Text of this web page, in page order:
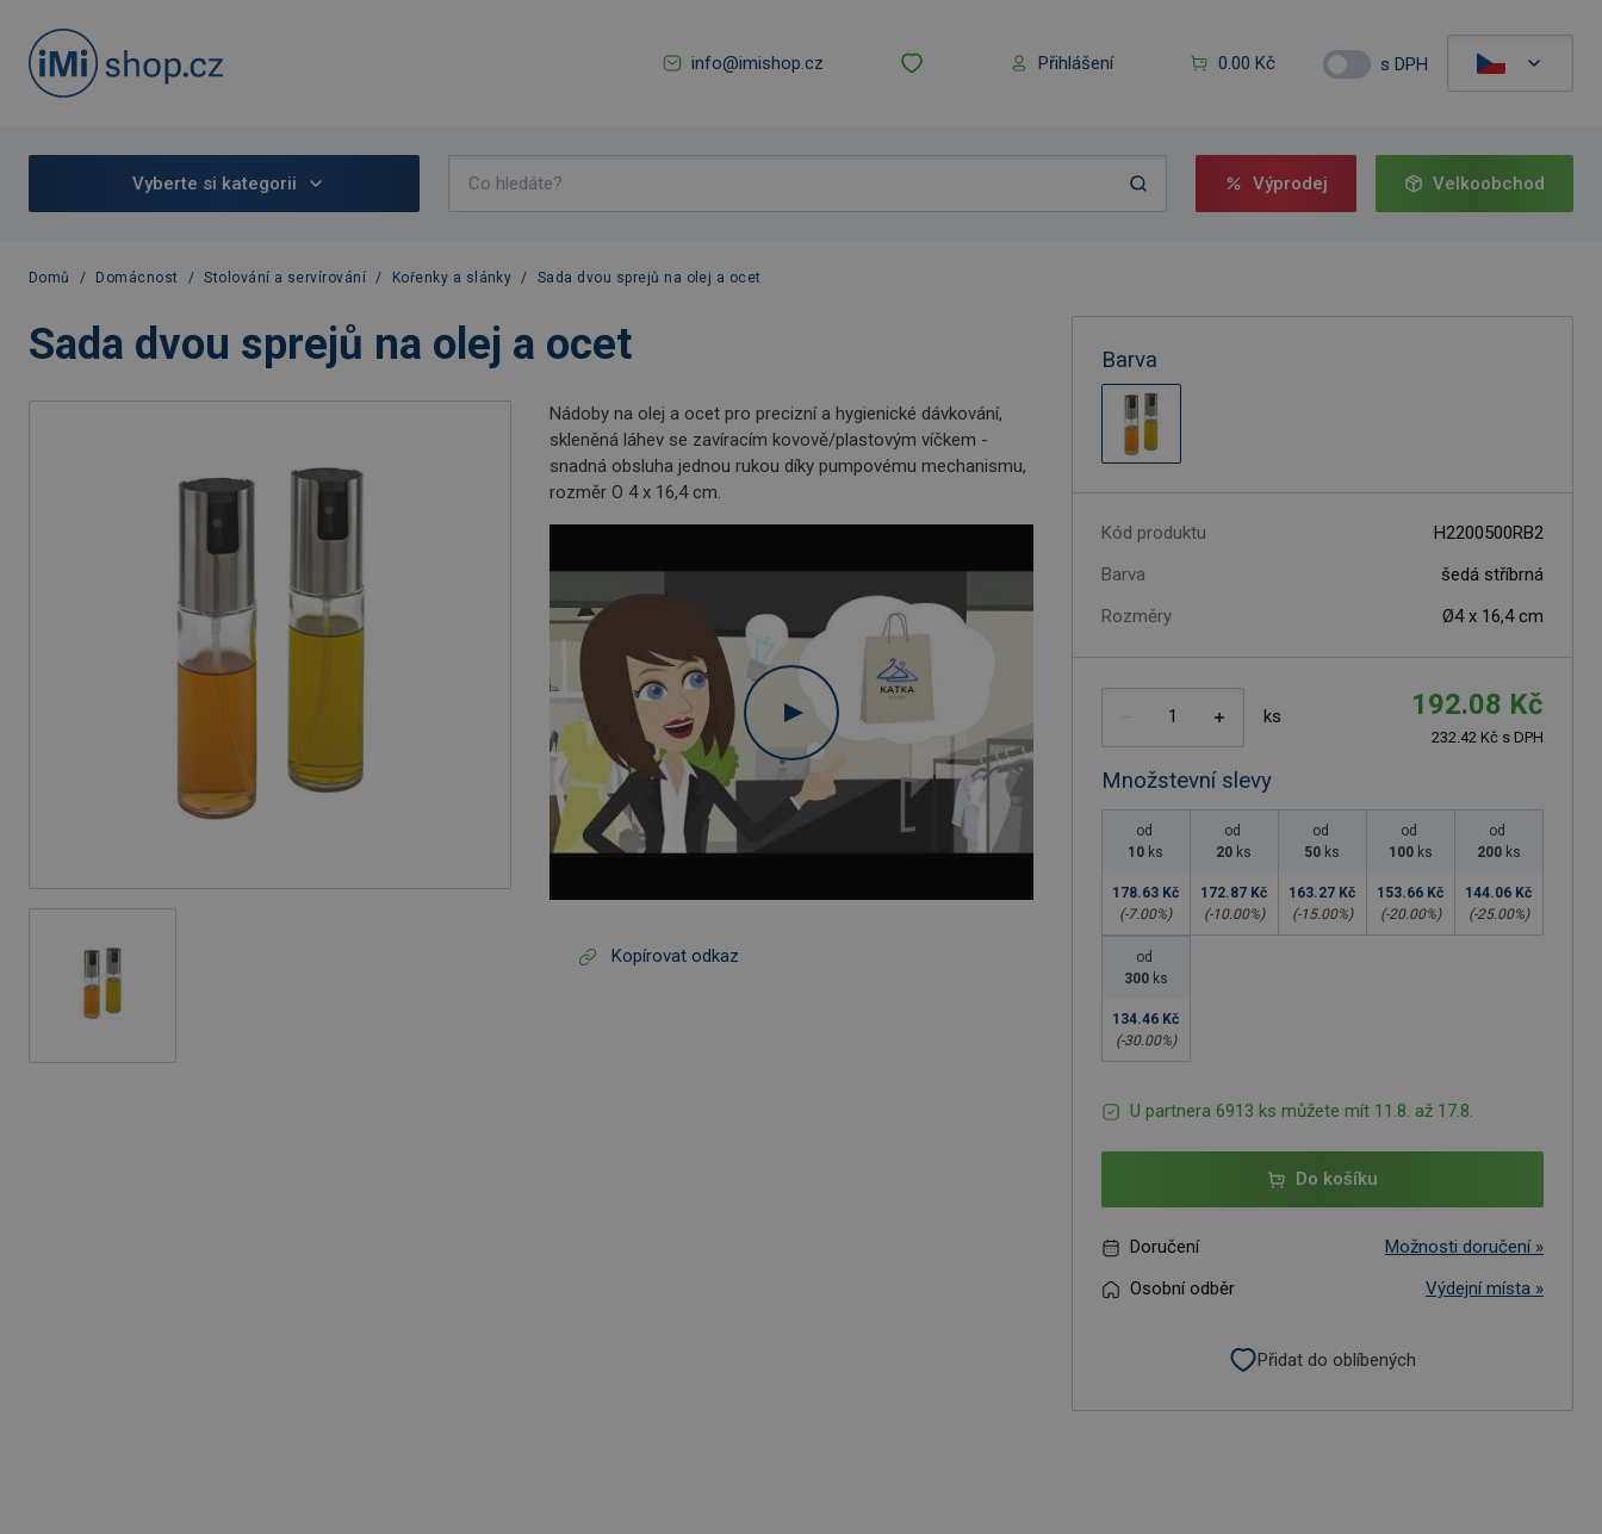
info@imishop.cz Přihlášení 0.00 Kč s DPH
Vyberte si kategorii Výprodej Velkoobchod
Domů / Domácnost / Stolování a servírování / Kořenky a slánky / Sada dvou sprejů na olej a ocet
Sada dvou sprejů na olej a ocet
Nádoby na olej a ocet pro precizní a hygienické dávkování,
skleněná láhev se zavíracím kovově/plastovým víčkem -
snadná obsluha jednou rukou díky pumpovému mechanismu,
rozměr O 4 x 16,4 cm.
Kopírovat odkaz
Barva
Kód produktu
H2200500RB2
Barva
šedá stříbrná
Rozměry
Ø4 x 16,4 cm
ks 192.08 Kč
232.42 Kč s DPH
Množstevní slevy
od
10 ks
178.63 Kč
(-7.00%)
od
20 ks
172.87 Kč
(-10.00%)
od
50 ks
163.27 Kč
(-15.00%)
od
100 ks
153.66 Kč
(-20.00%)
od
200 ks
144.06 Kč
(-25.00%)
od
300 ks
134.46 Kč
(-30.00%)
U partnera 6913 ks můžete mít 11.8. až 17.8.
Do košíku
Doručení
Možnosti doručení »
Osobní odběr
Výdejní místa »
Přidat do oblíbených